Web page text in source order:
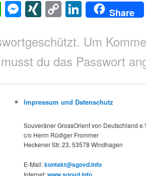
WhatsApp
Messenger
XINGCopy
Link
LinkedIn
Share
Um
musst du das Passwort
Impressum und Datenschutz
Souveräner GrossOrient von Deutschland
c/o Herrn Rüdiger Frommer
Heckener Str. 23, 53578 Windhagen
E-Mail:kontakt@sgovd.info
Internet: